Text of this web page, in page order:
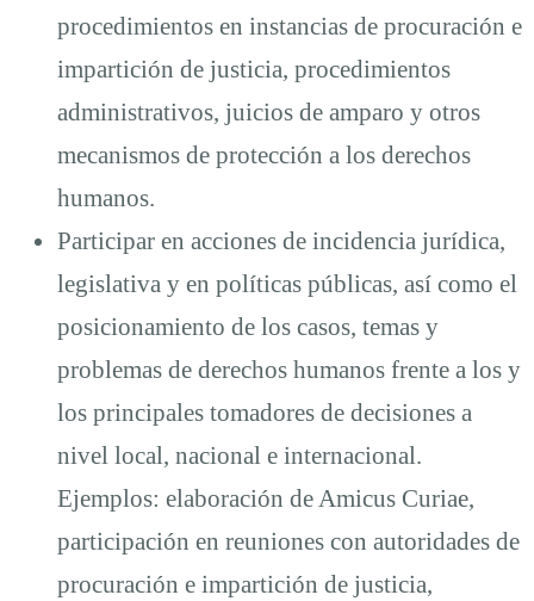
procedimientos en instancias de procuración e
impartición de justicia, procedimientos
administrativos, juicios de amparo y otros
mecanismos de protección a los derechos
humanos.
Participar en acciones de incidencia jurídica,
legislativa y en políticas públicas, así como el
posicionamiento de los casos, temas y
problemas de derechos humanos frente a los y
los principales tomadores de decisiones a
nivel local, nacional e internacional.
Ejemplos: elaboración de Amicus Curiae,
participación en reuniones con autoridades de
procuración e impartición de justicia,